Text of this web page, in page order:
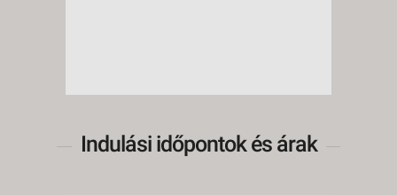
Indulási időpontok és árak